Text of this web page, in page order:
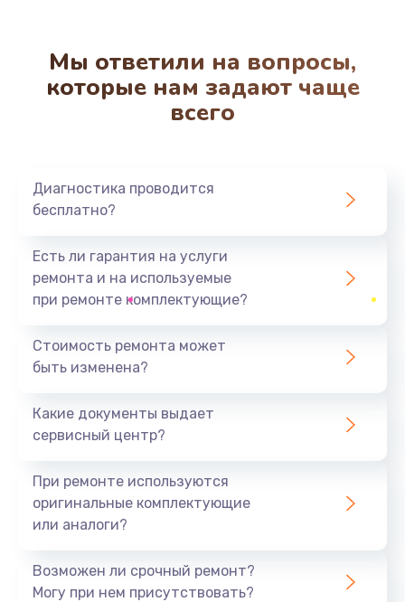
Ремонт автоматических кофемашин со снятием
крупноузловых деталей
Ремонт автоматических кофемашин без снятия
Заказать
3000 руб.
Ремонт нового крана пара в аппарате
Заказать
Восстановление дисплея на кофемашине
Заказать
Мы ответили на вопросы,
которые нам задают чаще
всего
Диагностика проводится
бесплатно?
Есть ли гарантия на услуги
ремонта и на используемые
при ремонте комплектующие?
Стоимость ремонта может
быть изменена?
Какие документы выдает
сервисный центр?
При ремонте используются
оригинальные комплектующие
или аналоги?
Возможен ли срочный ремонт?
Могу при нем присутствовать?